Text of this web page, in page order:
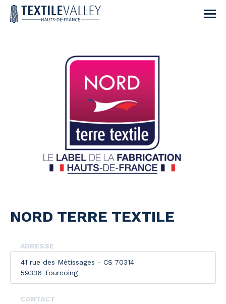
NORD TERRE TEXTILE
ADRESSE
41 rue des Métissages - CS 70314
59336 Tourcoing
CONTACT